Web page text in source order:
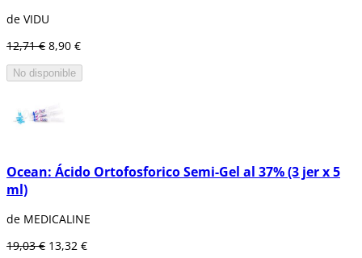
de VIDU
12,71 € 8,90 €
No disponible
Ocean: Ácido Ortofosforico Semi-Gel al 37% (3 jer x 5
ml)
de MEDICALINE
19,03 € 13,32 €